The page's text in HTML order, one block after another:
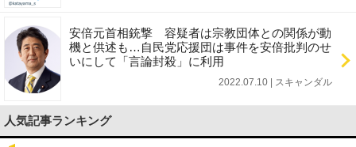
安倍元首相銃撃 容疑者は宗教団体との関係が動
機と供述も…自民党応援団は事件を安倍批判のせ
いにして「言論封殺」に利用
2022.07.10 | スキャンダル
人気記事ランキング